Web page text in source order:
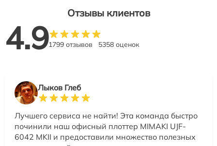
Отзывы клиентов
4.91799 отзывов 5358 оценок
Лыков Глеб
Лучшего сервиса не найти! Эта команда быстро
починили наш офисный плоттер MIMAKI UJF-
6042 MKII и предоставили множество полезных